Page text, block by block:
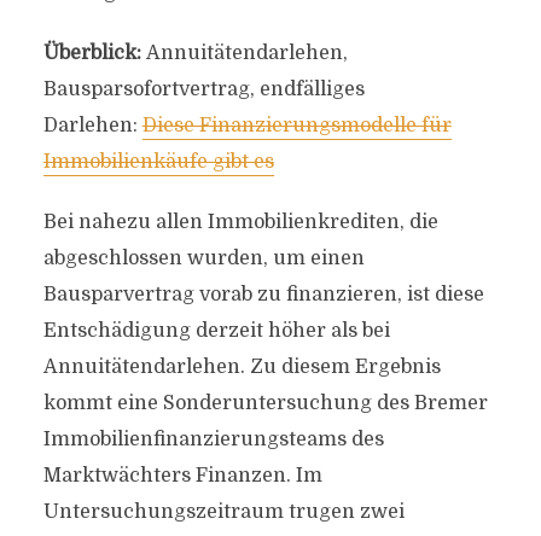
Überblick:Annuitätendarlehen,
Bausparsofortvertrag, endfälliges
Darlehen:Diese Finanzierungsmodelle für
Immobilienkäufe gibt es
Bei nahezu allen Immobilienkrediten, die
abgeschlossen wurden, um einen
Bausparvertrag vorab zu finanzieren, ist diese
Entschädigung derzeit höher als bei
Annuitätendarlehen. Zu diesem Ergebnis
kommt eine Sonderuntersuchung des Bremer
Immobilienfinanzierungsteams des
Marktwächters Finanzen. Im
Untersuchungszeitraum trugen zwei